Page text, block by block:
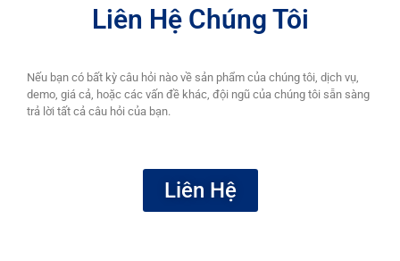
Liên Hệ Chúng Tôi
Nếu bạn có bất kỳ câu hỏi nào về sản phẩm của chúng tôi, dịch vụ,
demo, giá cả, hoặc các vấn đề khác, đội ngũ của chúng tôi sẵn sàng
trả lời tất cả câu hỏi của bạn.
Liên Hệ